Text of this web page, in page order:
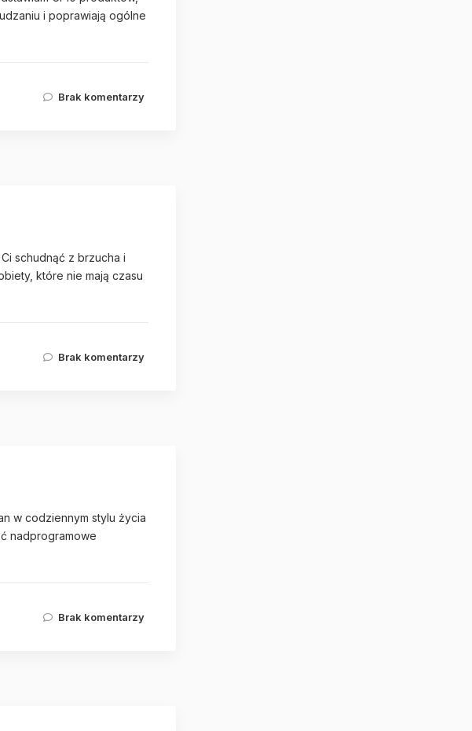
i poprawiają ogólne
Brak komentarzy
schudnąć z brzucha i
które nie mają czasu
Brak komentarzy
w codziennym stylu życia
nadprogramowe
Brak komentarzy